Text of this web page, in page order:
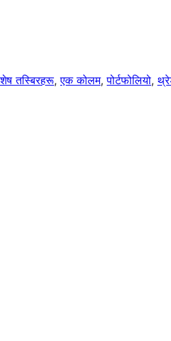
तस्बिरहरू, एक कोलम, पोर्टफोलियो,